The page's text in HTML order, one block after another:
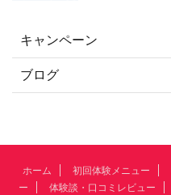
キャンペーン
ブログ
ホーム 初回体験メニュー
ー
体験談・口コミレビュー